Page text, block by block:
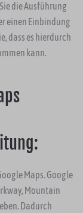
die Ausführung
einen Einbindung
dass es hierdurch
kann.
Maps. Google
Mountain
Dadurch